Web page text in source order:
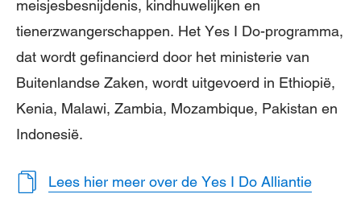
meisjesbesnijdenis, kindhuwelijken en
tienerzwangerschappen. Het Yes I Do-programma,
dat wordt gefinancierd door het ministerie van
Buitenlandse Zaken, wordt uitgevoerd in Ethiopië,
Kenia, Malawi, Zambia, Mozambique, Pakistan en
Indonesië.
Lees hier meer over de Yes I Do Alliantie